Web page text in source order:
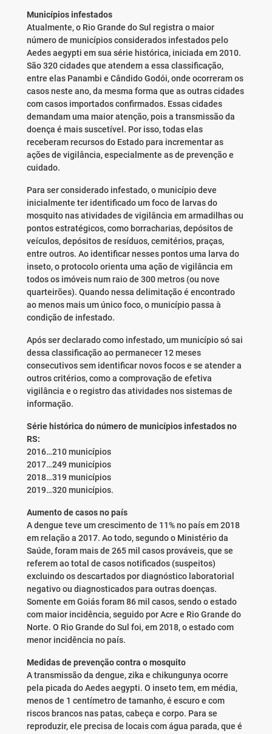
Municípios infestados
Atualmente, o Rio Grande do Sul registra o maior
número de municípios considerados infestados pelo
Aedes aegypti em sua série histórica, iniciada em 2010.
São 320 cidades que atendem a essa classificação,
entre elas Panambi e Cândido Godói, onde ocorreram os
casos neste ano, da mesma forma que as outras cidades
com casos importados confirmados. Essas cidades
demandam uma maior atenção, pois a transmissão da
doença é mais suscetível. Por isso, todas elas
receberam recursos do Estado para incrementar as
ações de vigilância, especialmente as de prevenção e
cuidado.
Para ser considerado infestado, o município deve
inicialmente ter identificado um foco de larvas do
mosquito nas atividades de vigilância em armadilhas ou
pontos estratégicos, como borracharias, depósitos de
veículos, depósitos de resíduos, cemitérios, praças,
entre outros. Ao identificar nesses pontos uma larva do
inseto, o protocolo orienta uma ação de vigilância em
todos os imóveis num raio de 300 metros (ou nove
quarteirões). Quando nessa delimitação é encontrado
ao menos mais um único foco, o município passa à
condição de infestado.
Após ser declarado como infestado, um município só sai
dessa classificação ao permanecer 12 meses
consecutivos sem identificar novos focos e se atender a
outros critérios, como a comprovação de efetiva
vigilância e o registro das atividades nos sistemas de
informação.
Série histórica do número de municípios infestados no
RS:
2016…210 municípios
2017…249 municípios
2018…319 municípios
2019…320 municípios.
Aumento de casos no país
A dengue teve um crescimento de 11% no país em 2018
em relação a 2017. Ao todo, segundo o Ministério da
Saúde, foram mais de 265 mil casos prováveis, que se
referem ao total de casos notificados (suspeitos)
excluindo os descartados por diagnóstico laboratorial
negativo ou diagnosticados para outras doenças.
Somente em Goiás foram 86 mil casos, sendo o estado
com maior incidência, seguido por Acre e Rio Grande do
Norte. O Rio Grande do Sul foi, em 2018, o estado com
menor incidência no país.
Medidas de prevenção contra o mosquito
A transmissão da dengue, zika e chikungunya ocorre
pela picada do Aedes aegypti. O inseto tem, em média,
menos de 1 centímetro de tamanho, é escuro e com
riscos brancos nas patas, cabeça e corpo. Para se
reproduzir, ele precisa de locais com água parada, que é